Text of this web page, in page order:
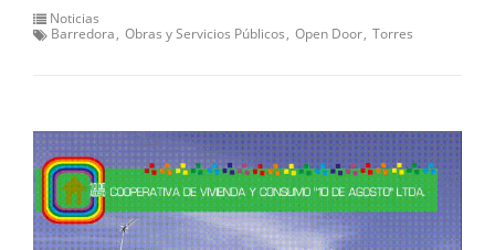
Noticias
Barredora Obras y Servicios Públicos Open Door Torres